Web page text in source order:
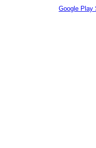
Google Play